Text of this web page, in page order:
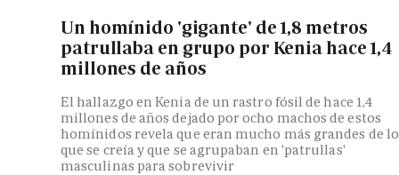
Un homínido 'gigante' de 1,8 metros
patrullaba en grupo por Kenia hace 1,4
millones de años
El hallazgo en Kenia de un rastro fósil de hace 1,4
millones de años dejado por ocho machos de estos
homínidos revela que eran mucho más grandes de lo
que se creía y que se agrupaban en 'patrullas'
masculinas para sobrevivir